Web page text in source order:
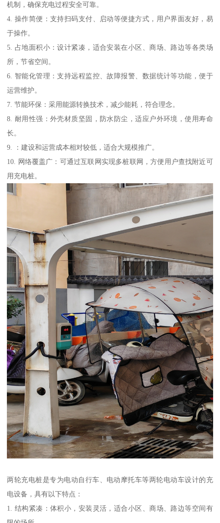
机制，确保充电过程安全可靠。
4. 操作简便：支持扫码支付、启动等便捷方式，用户界面友好，易
于操作。
5. 占地面积小：设计紧凑，适合安装在小区、商场、路边等各类场
所，节省空间。
6. 智能化管理：支持远程监控、故障报警、数据统计等功能，便于
运营维护。
7. 节能环保：采用能源转换技术，减少能耗，符合理念。
8. 耐用性强：外壳材质坚固，防水防尘，适应户外环境，使用寿命
长。
9. ：建设和运营成本相对较低，适合大规模推广。
10. 网络覆盖广：可通过互联网实现多桩联网，方便用户查找附近可
用充电桩。
两轮充电桩是专为电动自行车、电动摩托车等两轮电动车设计的充
电设备，具有以下特点：
1. 结构紧凑：体积小，安装灵活，适合小区、商场、路边等空间有